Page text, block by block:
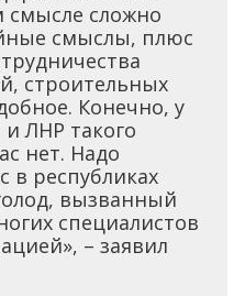
смысле сложно
смыслы, плюс
строительных
Конечно, у
ЛНР такого
нет. Надо
в республиках
вызванный
специалистов
– заявил